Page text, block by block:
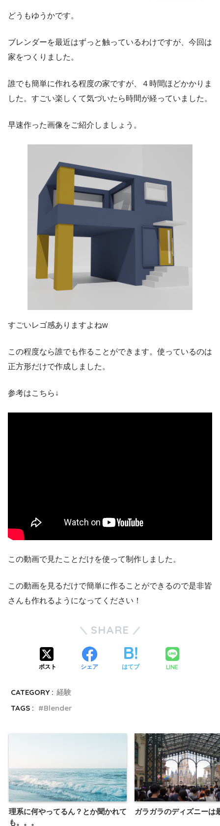
どうもゆうかです。
ブレンダーを最近はずっと触っているわけですが、今回は
家をつくりました。
誰でも簡単に作れる程度の家ですが、４時間ほどかかりま
した。すごい楽しくて気づいたら時間が経っていました。
早速作った画像をご紹介しましょう。
すごいレゴ感ありますよねw
この程度なら誰でも作ることができます。使っているのは
正方形だけで作成しました。
参考はこちら↓
この動画で見たことだけを使って制作しました。
この動画を見るだけで簡単に作ることができるので是非皆
さんも作れるようになってください！
SHARE
ポスト シェア はてブ LINE
CATEGORY : 経験
TAGS :
Blender
理系に何やってるん？とか聞かれて
も。。。
ガラガラのディズニーは